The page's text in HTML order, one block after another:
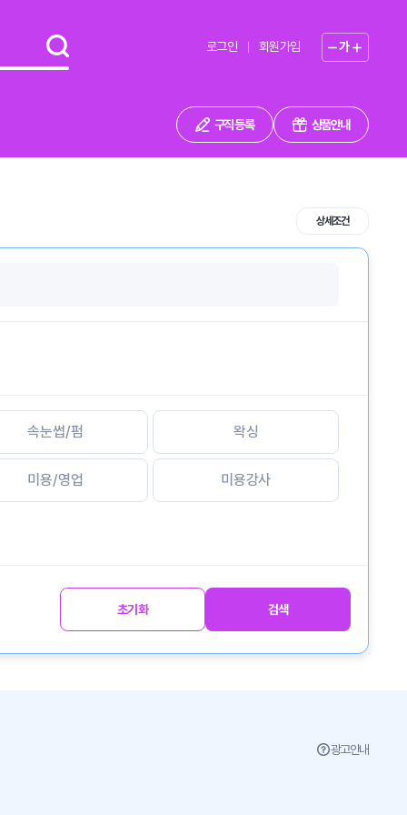
로그인 회원가입 가
구직 등록 상품안내
상세조건
속눈썹/펌 왁싱
미용/영업 미용강사
초기화 검색
광고안내